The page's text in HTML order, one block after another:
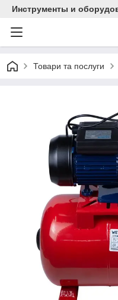
Инструменты и
Товари та послуги